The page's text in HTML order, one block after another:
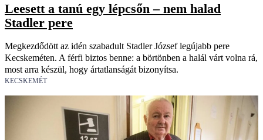
Leesett a tanú egy lépcsőn – nem halad
Stadler pere
Megkezdődött az idén szabadult Stadler József legújabb pere
Kecskeméten. A férfi biztos benne: a börtönben a halál várt volna rá,
most arra készül, hogy ártatlanságát bizonyítsa.
KECSKEMÉT